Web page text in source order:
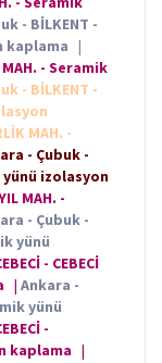
- BİLKENT -
kaplama |
- Seramik
- BİLKENT -
MAH. -
- Çubuk -
yünü izolasyon
MAH. -
- Çubuk -
yünü
- CEBECİ
| Ankara -
yünü
-
kaplama |